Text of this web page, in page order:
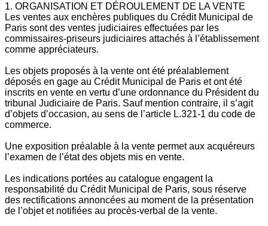
1. ORGANISATION ET DÉROULEMENT DE LA VENTE
Les ventes aux enchères publiques du Crédit Municipal de
Paris sont des ventes judiciaires effectuées par les
commissaires-priseurs judiciaires attachés à l’établissement
comme appréciateurs.
Les objets proposés à la vente ont été préalablement
déposés en gage au Crédit Municipal de Paris et ont été
inscrits en vente en vertu d’une ordonnance du Président du
tribunal Judiciaire de Paris. Sauf mention contraire, il s’agit
d’objets d’occasion, au sens de l’article L.321-1 du code de
commerce.
Une exposition préalable à la vente permet aux acquéreurs
l’examen de l’état des objets mis en vente.
Les indications portées au catalogue engagent la
responsabilité du Crédit Municipal de Paris, sous réserve
des rectifications annoncées au moment de la présentation
de l’objet et notifiées au procès-verbal de la vente.